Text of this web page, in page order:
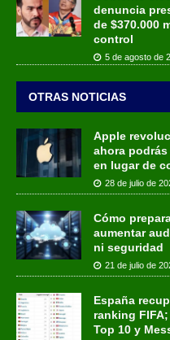
denuncia
de $370.000
control
5 de agosto de
OTRAS NOTICIAS
Apple
ahora
en lugar de
28 de julio de
Cómo
aumentar
ni seguridad
21 de julio de
España
ranking
Top 10 y